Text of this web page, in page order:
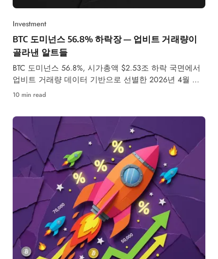
Investment
BTC 도미넌스 56.8% 하락장 — 업비트 거래량이
골라낸 알트들
BTC 도미넌스 56.8%, 시가총액 $2.53조 하락 국면에서
업비트 거래량 데이터 기반으로 선별한 2026년 4월 주
목 알트코인 TOP 5를 분석합니다.
10 min read